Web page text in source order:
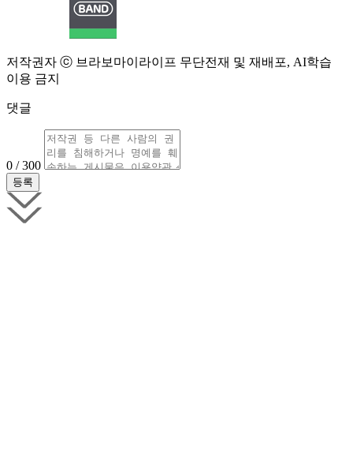
저작권자 ⓒ 브라보마이라이프 무단전재 및 재배포, AI학습
이용 금지
댓글
0 / 300